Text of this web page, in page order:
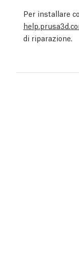
Per installare
di riparazione.